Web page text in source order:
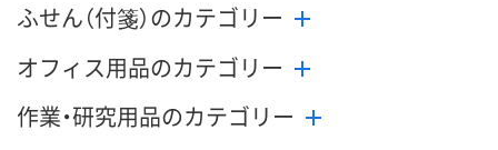
ふせん（付箋）のカテゴリー
オフィス用品のカテゴリー
作業・研究用品のカテゴリー